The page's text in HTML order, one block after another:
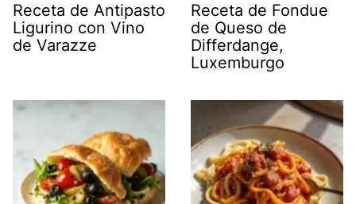
Receta de Antipasto
Ligurino con Vino
de Varazze
Receta de Fondue
de Queso de
Differdange,
Luxemburgo